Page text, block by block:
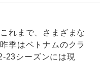
れまで、さまざまな
季はベトナムのクラ
23シーズンには現